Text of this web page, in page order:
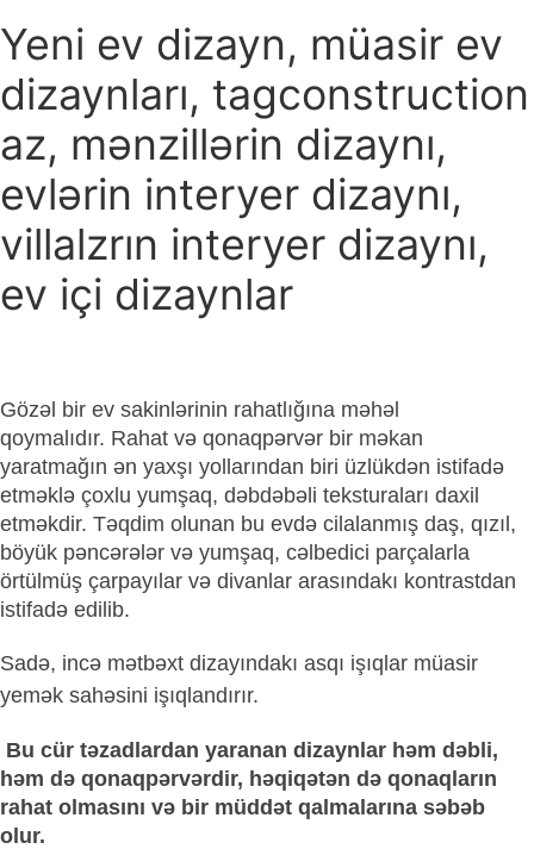
Yeni ev dizayn, müasir ev
dizaynları, tagconstruction
az, mənzillərin dizaynı,
evlərin interyer dizaynı,
villalzrın interyer dizaynı,
ev içi dizaynlar
Gözəl bir ev sakinlərinin rahatlığına məhəl
qoymalıdır. Rahat və qonaqpərvər bir məkan
yaratmağın ən yaxşı yollarından biri üzlükdən istifadə
etməklə çoxlu yumşaq, dəbdəbəli teksturaları daxil
etməkdir. Təqdim olunan bu evdə cilalanmış daş, qızıl,
böyük pəncərələr və yumşaq, cəlbedici parçalarla
örtülmüş çarpayılar və divanlar arasındakı kontrastdan
istifadə edilib.
Sadə, incə mətbəxt dizayındakı asqı işıqlar müasir
yemək sahəsini işıqlandırır.
Bu cür təzadlardan yaranan dizaynlar həm dəbli,
həm də qonaqpərvərdir, həqiqətən də qonaqların
rahat olmasını və bir müddət qalmalarına səbəb
olur.